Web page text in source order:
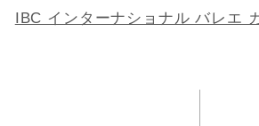
IBC インターナショナル バレエ